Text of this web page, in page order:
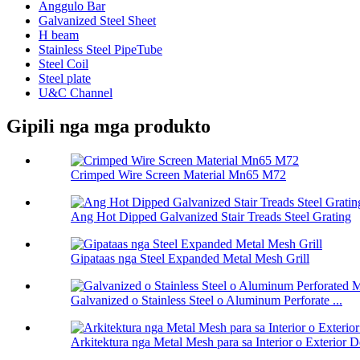
Anggulo Bar
Galvanized Steel Sheet
H beam
Stainless Steel PipeTube
Steel Coil
Steel plate
U&C Channel
Gipili nga mga produkto
Crimped Wire Screen Material Mn65 M72
Ang Hot Dipped Galvanized Stair Treads Steel Grating
Gipataas nga Steel Expanded Metal Mesh Grill
Galvanized o Stainless Steel o Aluminum Perforate ...
Arkitektura nga Metal Mesh para sa Interior o Exterior